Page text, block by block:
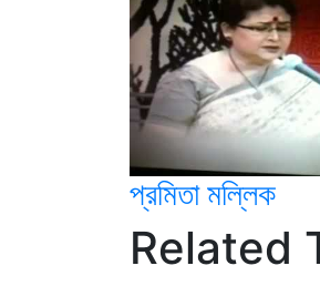
প্রমিতা মল্লিক
Related